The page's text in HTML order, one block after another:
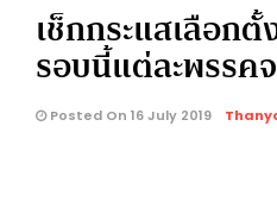
เช็กกระแสเลือก
รอบนี้แต่ละพรรค
Posted On 16 July 2019